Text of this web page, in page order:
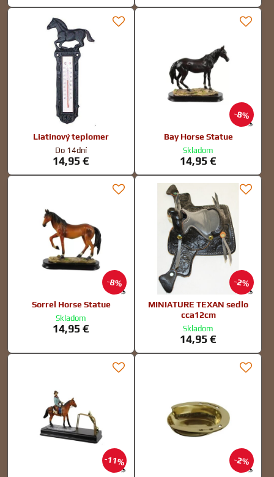
Liatinový teplomer
Do 14dní
14,95 €
8%
Bay Horse Statue
Skladom
14,95 €
8%
Sorrel Horse Statue
Skladom
14,95 €
2%
MINIATURE TEXAN sedlo
cca12cm
Skladom
14,95 €
11% 2%